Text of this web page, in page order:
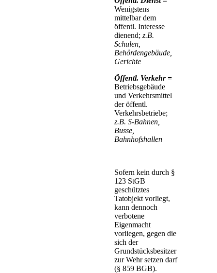
Wenigstens
mittelbar dem
öffentl. Interesse
dienend; z.B.
Schulen,
Behördengebäude,
Gerichte
Öffentl. Verkehr =
Betriebsgebäude
und Verkehrsmittel
der öffentl.
Verkehrsbetriebe;
z.B. S-Bahnen,
Busse,
Bahnhofshallen
Sofern kein durch §
123 StGB
geschütztes
Tatobjekt vorliegt,
kann dennoch
verbotene
Eigenmacht
vorliegen, gegen die
sich der
Grundstücksbesitzer
zur Wehr setzen darf
(§ 859 BGB).